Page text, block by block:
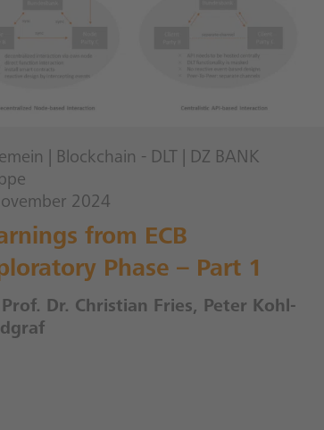
Blockchain - DLT
DZ BANK
2024
from ECB
Phase – Part 1
Prof. Dr. Christian Fries, Peter Kohl-